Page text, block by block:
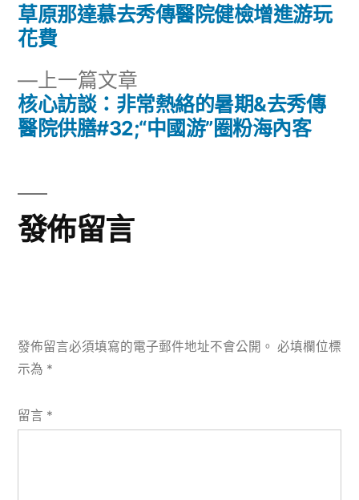
文
導
覽
上一篇文章
一
篇
核心訪談：非常熱絡的暑期&去秀傳
醫院供膳#32;“中國游”圈粉海內客
一
草原那達慕去秀傳醫院健檢增進游玩
花費
發佈留言
發佈留言必須填寫的電子郵件地址不會公開。 必填欄位標
示為 *
留言 *